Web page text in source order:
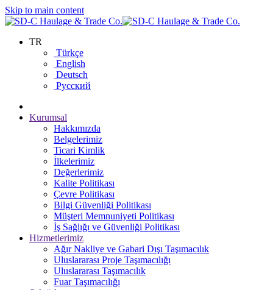
Skip to main content
TR
Türkçe
English
Deutsch
Русский
Kurumsal
Hakkımızda
Belgelerimiz
Ticari Kimlik
İlkelerimiz
Değerlerimiz
Kalite Politikası
Çevre Politikası
Bilgi Güvenliği Politikası
Müşteri Memnuniyeti Politikası
İş Sağlığı ve Güvenliği Politikası
Hizmetlerimiz
Ağır Nakliye ve Gabari Dışı Taşımacılık
Uluslararası Proje Taşımacılığı
Uluslararası Taşımacılık
Fuar Taşımacılığı